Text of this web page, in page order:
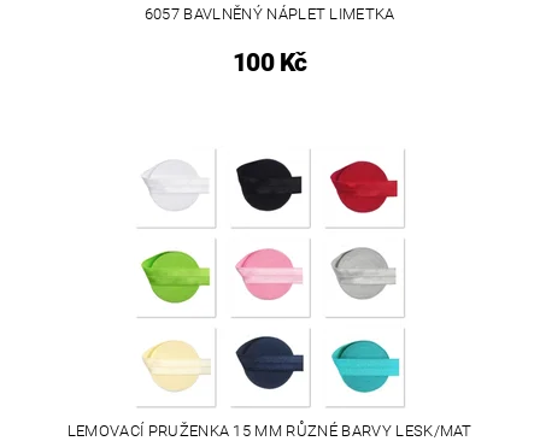
6057 BAVLNĚNÝ NÁPLET LIMETKA
100 Kč
LEMOVACÍ PRUŽENKA 15 MM RŮZNÉ BARVY LESK/MAT